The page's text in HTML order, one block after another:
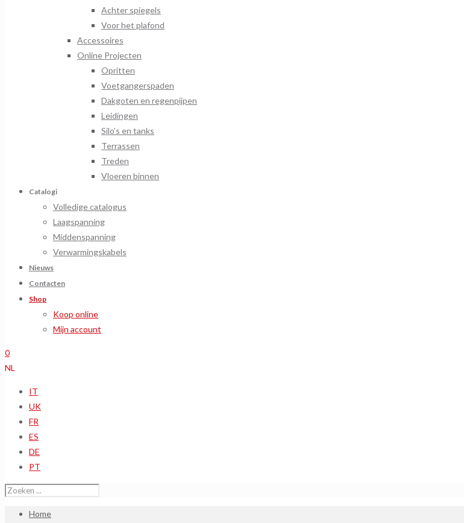
Achter spiegels
Voor het plafond
Accessoires
Online Projecten
Opritten
Voetgangerspaden
Dakgoten en regenpijpen
Leidingen
Silo’s en tanks
Terrassen
Treden
Vloeren binnen
Catalogi
Volledige catalogus
Laagspanning
Middenspanning
Verwarmingskabels
Nieuws
Contacten
Shop
Koop online
Mijn account
0
NL
IT
UK
FR
ES
DE
PT
Home